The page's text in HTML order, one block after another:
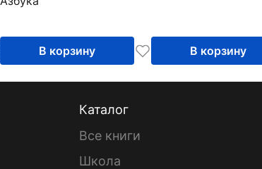
В корзину В корзину
Каталог
Все книги
Школа